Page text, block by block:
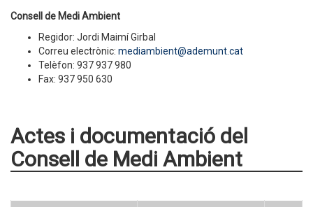
Consell de Medi Ambient
Regidor: Jordi Maimí Girbal
Correu electrònic: mediambient@ademunt.cat
Telèfon: 937 937 980
Fax: 937 950 630
Actes i documentació del
Consell de Medi Ambient